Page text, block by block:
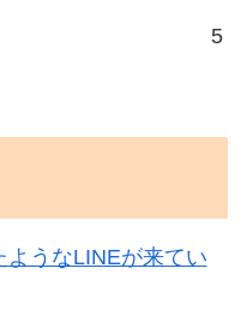
5
ようなLINEが来てい